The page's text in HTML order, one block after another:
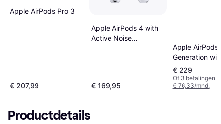
Apple AirPods Pro 3
€ 207,99
Apple AirPods 4 with
Active Noise
€ 169,95
Apple AirPods
Generation
MagSafe
Case (USB-C)
€ 229
Of 3 betalingen
€ 76,33/mnd.
Productdetails